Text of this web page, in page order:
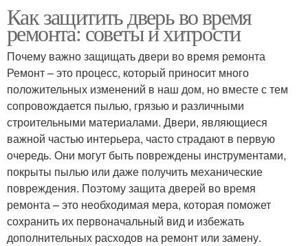
Как защитить дверь во время
ремонта: советы и хитрости
Почему важно защищать двери во время ремонта
Ремонт – это процесс, который приносит много
положительных изменений в наш дом, но вместе с тем
сопровождается пылью, грязью и различными
строительными материалами. Двери, являющиеся
важной частью интерьера, часто страдают в первую
очередь. Они могут быть повреждены инструментами,
покрыты пылью или даже получить механические
повреждения. Поэтому защита дверей во время
ремонта – это необходимая мера, которая поможет
сохранить их первоначальный вид и избежать
дополнительных расходов на ремонт или замену.